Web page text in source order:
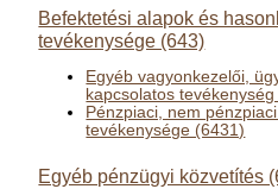
Befektetési alapok és
tevékenysége (643)
Egyéb vagyonkezelői,
kapcsolatos
Pénzpiaci, nem
tevékenysége (6431)
Egyéb pénzügyi közvetítés